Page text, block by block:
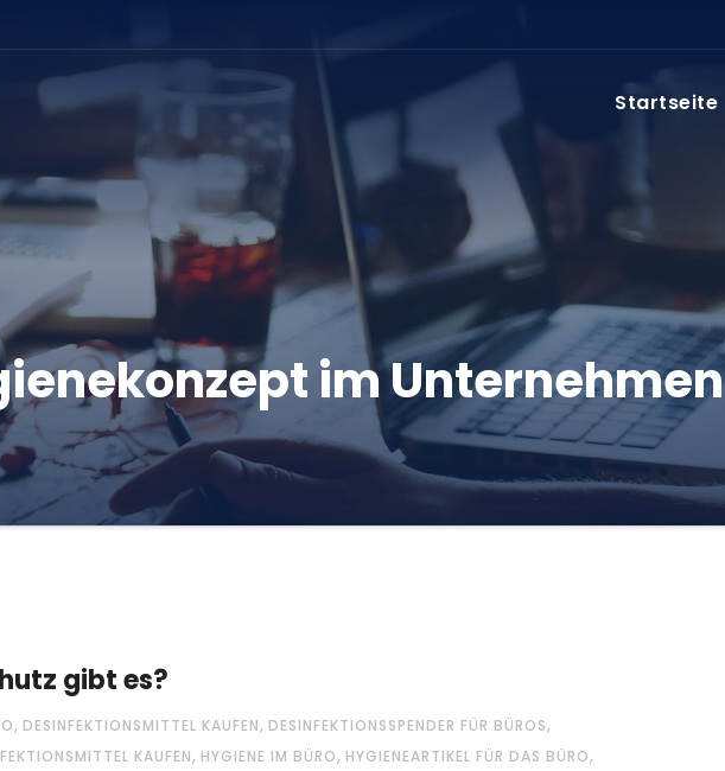
Startseite
im Unternehmen
gibt es?
, DESINFEKTIONSMITTEL KAUFEN, DESINFEKTIONSSPENDER FÜR BÜROS,
KAUFEN, HYGIENE IM BÜRO, HYGIENEARTIKEL FÜR DAS BÜRO,